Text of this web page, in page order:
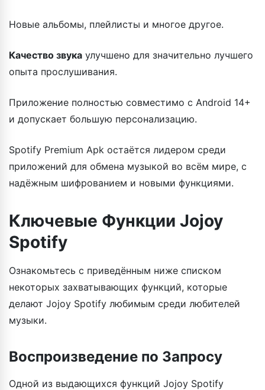
Новые альбомы, плейлисты и многое другое.
Качество звука улучшено для значительно лучшего
опыта прослушивания.
Приложение полностью совместимо с Android 14+
и допускает большую персонализацию.
Spotify Premium Apk остаётся лидером среди
приложений для обмена музыкой во всём мире, с
надёжным шифрованием и новыми функциями.
Ключевые Функции Jojoy
Spotify
Ознакомьтесь с приведённым ниже списком
некоторых захватывающих функций, которые
делают Jojoy Spotify любимым среди любителей
музыки.
Воспроизведение по Запросу
Одной из выдающихся функций Jojoy Spotify